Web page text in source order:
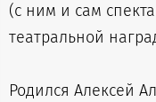
(с ним и сам
театральной
Родился Алексей